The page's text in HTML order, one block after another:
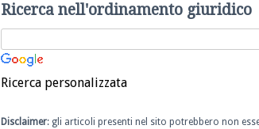
Ricerca nell'ordinamento giuridico
Ricerca personalizzata
Disclaimer: gli articoli presenti nel sito potrebbero non